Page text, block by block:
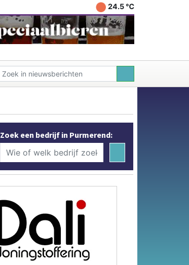
24.5 ℃
Zoek een bedrijf in Purmerend: